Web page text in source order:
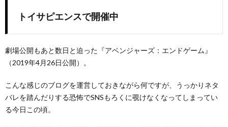
トイサピエンスで開催中
劇場公開もあと数日と迫った『アベンジャーズ：エンドゲーム』
（2019年4月26日公開）。
こんな感じのブログを運営しておきながら何ですが、うっかりネタ
バレを踏んだりする恐怖でSNSもろくに覗けなくなってしまってい
る今日この頃。